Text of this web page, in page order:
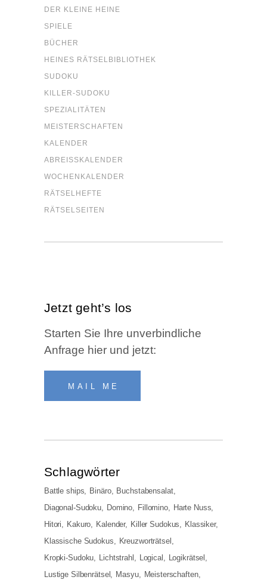
DER KLEI­NE HEINE
SPIE­LE
BÜCHER
HEI­NES RÄTSELBIBLIOTHEK
SUDO­KU
KIL­LER-SUDO­KU
SPE­ZIA­LI­TÄ­TEN
MEIS­TER­SCHAF­TEN
KALEN­DER
ABREISS­KA­LEN­DER
WOCHEN­KA­LEN­DER
RÄT­SEL­HEF­TE
RÄT­SEL­SEI­TEN
Jetzt geht’s los
Star­ten Sie Ihre unver­bind­li­che
Anfra­ge hier und jetzt:
MAIL ME
Schlag­wör­ter
Battle ships Binäro
Buchstabensalat
Diagonal-Sudoku
Domino Fillomino
Harte Nuss
Hitori
Kakuro Kalender Killer Sudokus
Klassiker
Klassische Sudokus
Kreuzworträtsel
Kropki-Sudoku
Lichtstrahl Logical
Logikrätsel
Lustige Silbenrätsel
Masyu
Meisterschaften